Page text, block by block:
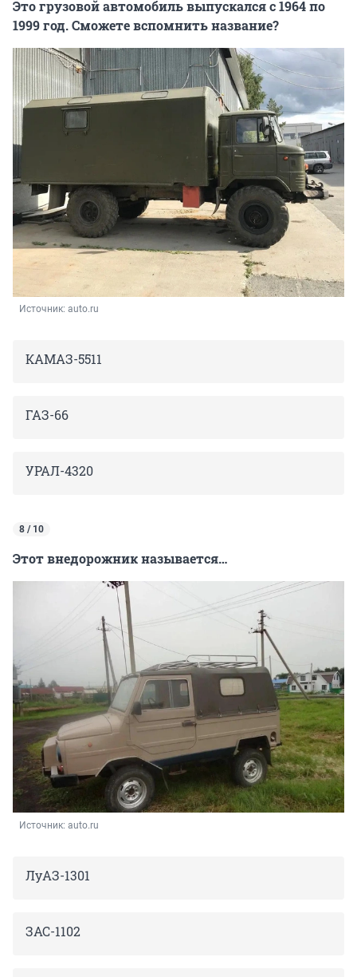
Это грузовой автомобиль выпускался с 1964 по
1999 год. Сможете вспомнить название?
Источник: auto.ru
КАМАЗ-5511
ГАЗ-66
УРАЛ-4320
8 / 10
Этот внедорожник называется…
Источник: auto.ru
ЛуАЗ-1301
ЗАС-1102